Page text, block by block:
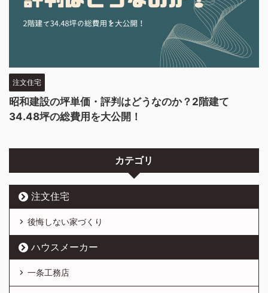
注文住宅
昭和建設の坪単価・評判はどうなのか？2階建て
34.48坪の総費用を大公開！
カテゴリ
注文住宅
後悔しない家づくり
ハウスメーカー
一条工務店